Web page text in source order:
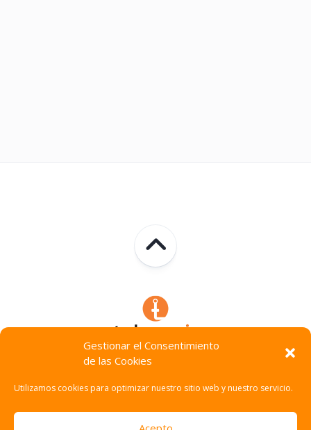
Gestionar el Consentimiento
de las Cookies
Utilizamos cookies para optimizar nuestro sitio web y nuestro servicio.
Technocracia © 2026. Todos Los Derechos Reservados.